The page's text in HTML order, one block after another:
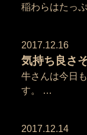
稲わらはたっ
2017.12.16
気持ち良さ
牛さんは今日
す。 …
2017.12.14